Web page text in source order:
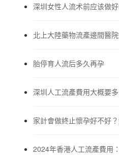
深圳女性人流术前应该做
北上大陸藥物流產邊間醫
胎停育人流后多久再孕
深圳人工流產費用大概要
家計會做終止懷孕好不好
2024年香港人工流產費用